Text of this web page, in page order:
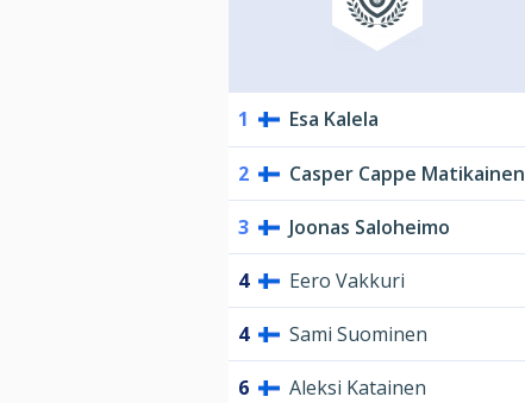
1 Esa Kalela
2 Casper Cappe Matikainen
3 Joonas Saloheimo
4 Eero Vakkuri
4 Sami Suominen
6 Aleksi Katainen